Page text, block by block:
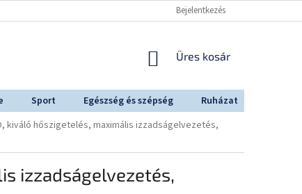
Bejelentkezés
KOSÁR
Üres kosár
Sport Egészség és szépség Ruházat
kiváló hőszigetelés, maximális izzadságelvezetés,
izzadságelvezetés,